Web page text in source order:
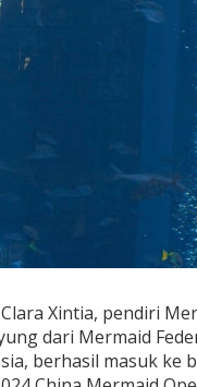
Xintia, pendiri
dari Mermaid
berhasil masuk ke